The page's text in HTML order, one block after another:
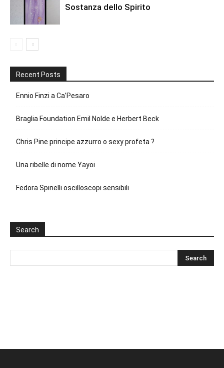
Sostanza dello Spirito
Recent Posts
Ennio Finzi a Ca’Pesaro
Braglia Foundation Emil Nolde e Herbert Beck
Chris Pine principe azzurro o sexy profeta ?
Una ribelle di nome Yayoi
Fedora Spinelli oscilloscopi sensibili
Search